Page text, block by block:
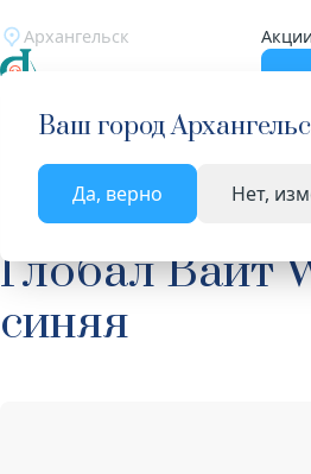
Архангельск Акции
Ваш город
Да, верно Нет,
Главная Каталог Уход за полостью
Глобал Вайт
синяя